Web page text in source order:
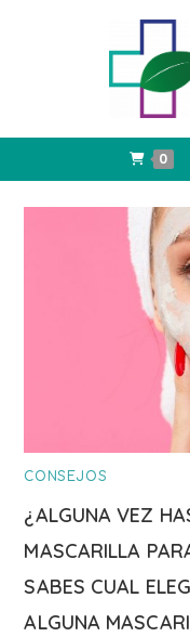
0
CONSEJOS
¿ALGUNA VEZ
MASCARILLA
SABES CUAL
ALGUNA